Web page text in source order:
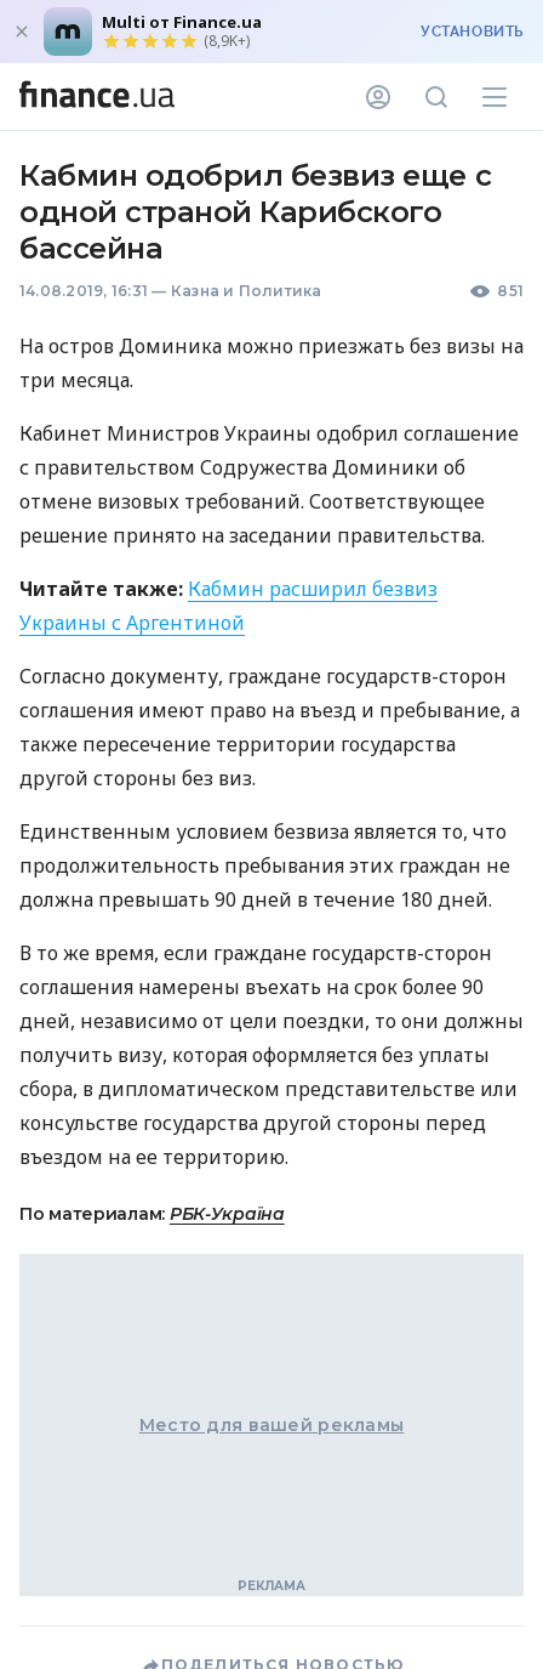
Multi от Finance.ua
(8,9K+) УСТАНОВИТЬ
Кабмин одобрил безвиз еще с
одной страной Карибского
бассейна
14.08.2019, 16:31 — Казна и Политика 851
На остров Доминика можно приезжать без визы на
три месяца.
Кабинет Министров Украины одобрил соглашение
с правительством Содружества Доминики об
отмене визовых требований. Соответствующее
решение принято на заседании правительства.
Читайте также: Кабмин расширил безвиз
Украины с Аргентиной
Согласно документу, граждане государств-сторон
соглашения имеют право на въезд и пребывание, а
также пересечение территории государства
другой стороны без виз.
Единственным условием безвиза является то, что
продолжительность пребывания этих граждан не
должна превышать 90 дней в течение 180 дней.
В то же время, если граждане государств-сторон
соглашения намерены въехать на срок более 90
дней, независимо от цели поездки, то они должны
получить визу, которая оформляется без уплаты
сбора, в дипломатическом представительстве или
консульстве государства другой стороны перед
въездом на ее территорию.
По материалам: РБК-Україна
Место для вашей рекламы
ПОДЕЛИТЬСЯ НОВОСТЬЮ